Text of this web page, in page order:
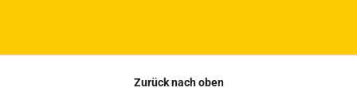
Zurück nach oben